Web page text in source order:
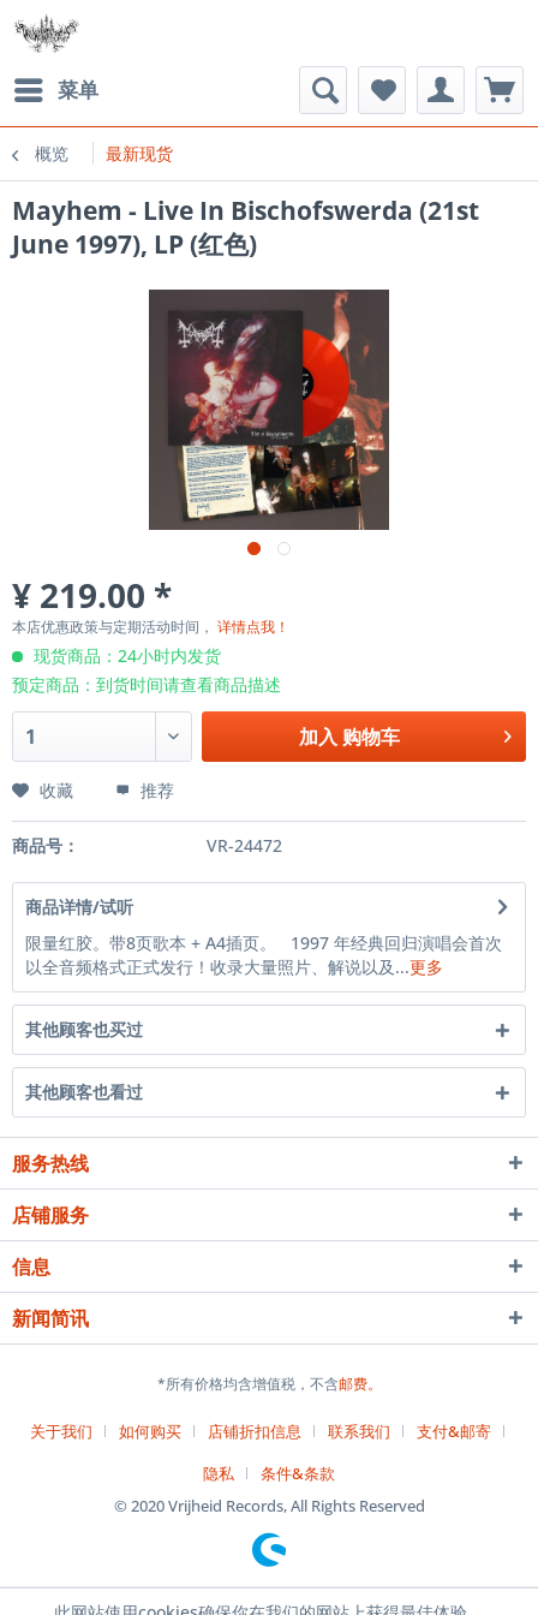
菜单
概览 最新现货
Mayhem - Live In Bischofswerda (21st
June 1997), LP (红色)
¥ 219.00 *
本店优惠政策与定期活动时间， 详情点我！
现货商品：24小时内发货
预定商品：到货时间请查看商品描述
加入 购物车
收藏 推荐
商品号： VR-24472
商品详情/试听
限量红胶。带8页歌本 + A4插页。 1997 年经典回归演唱会首次
以全音频格式正式发行！收录大量照片、解说以及...更多
其他顾客也买过
其他顾客也看过
服务热线
店铺服务
信息
新闻简讯
*所有价格均含增值税，不含邮费。
关于我们 如何购买 店铺折扣信息 联系我们
支付&邮寄
隐私
条件&条款
© 2020 Vrijheid Records, All Rights Reserved